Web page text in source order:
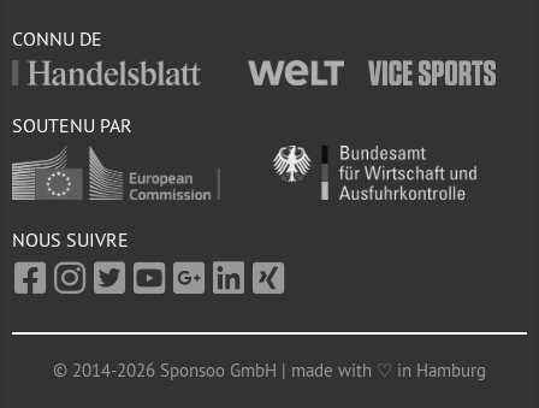
CONNU DE
SOUTENU PAR
NOUS SUIVRE
© 2014-2026 Sponsoo GmbH | made with ♡ in Hamburg